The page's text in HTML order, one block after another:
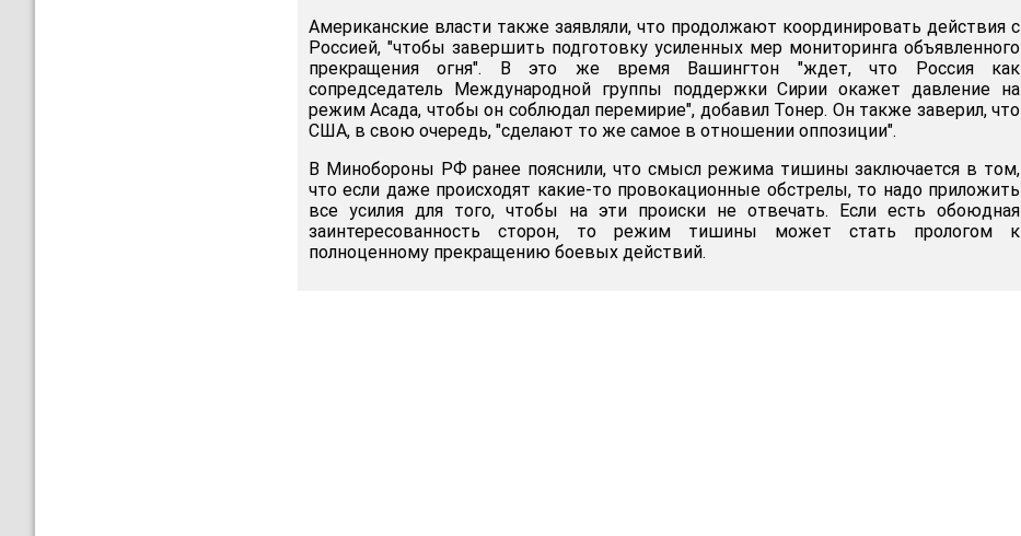
Американские власти также заявляли, что продолжают координировать действия с
Россией, "чтобы завершить подготовку усиленных мер мониторинга объявленного
прекращения огня". В это же время Вашингтон "ждет, что Россия как
сопредседатель Международной группы поддержки Сирии окажет давление на
режим Асада, чтобы он соблюдал перемирие", добавил Тонер. Он также заверил, что
США, в свою очередь, "сделают то же самое в отношении оппозиции".
В Минобороны РФ ранее пояснили, что смысл режима тишины заключается в том,
что если даже происходят какие-то провокационные обстрелы, то надо приложить
все усилия для того, чтобы на эти происки не отвечать. Если есть обоюдная
заинтересованность сторон, то режим тишины может стать прологом к
полноценному прекращению боевых действий.